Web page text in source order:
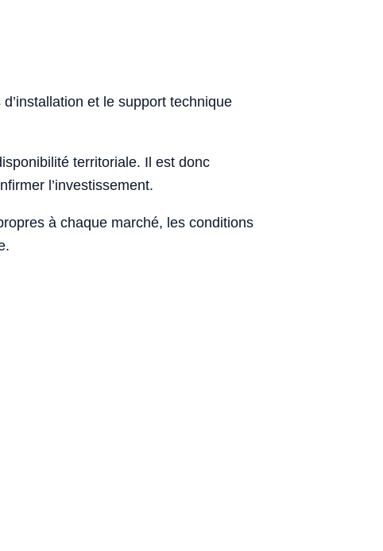
et le support technique
territoriale. Il est donc
l’investissement.
à chaque marché, les conditions